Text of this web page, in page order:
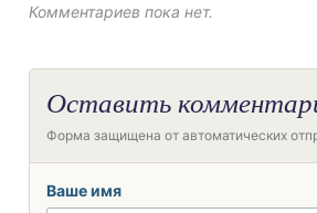
Комментариев пока нет.
Оставить
Форма защищена от автоматических
Ваше имя